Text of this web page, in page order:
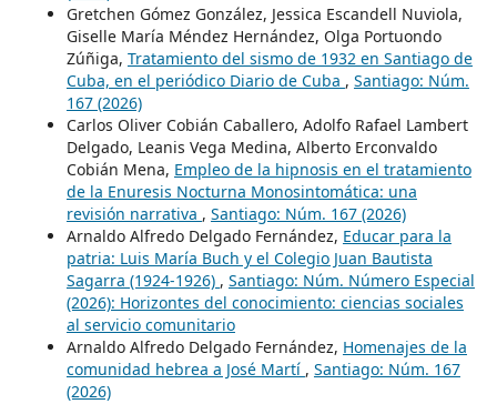
Gretchen Gómez González, Jessica Escandell Nuviola,
Giselle María Méndez Hernández, Olga Portuondo
Zúñiga, Tratamiento del sismo de 1932 en Santiago de
Cuba, en el periódico Diario de Cuba , Santiago: Núm.
167 (2026)
Carlos Oliver Cobián Caballero, Adolfo Rafael Lambert
Delgado, Leanis Vega Medina, Alberto Erconvaldo
Cobián Mena, Empleo de la hipnosis en el tratamiento
de la Enuresis Nocturna Monosintomática: una
revisión narrativa , Santiago: Núm. 167 (2026)
Arnaldo Alfredo Delgado Fernández, Educar para la
patria: Luis María Buch y el Colegio Juan Bautista
Sagarra (1924-1926) , Santiago: Núm. Número Especial
(2026): Horizontes del conocimiento: ciencias sociales
al servicio comunitario
Arnaldo Alfredo Delgado Fernández, Homenajes de la
comunidad hebrea a José Martí , Santiago: Núm. 167
(2026)